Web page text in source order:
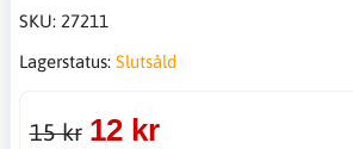
SKU: 27211
Lagerstatus: Slutsåld
15 kr 12 kr